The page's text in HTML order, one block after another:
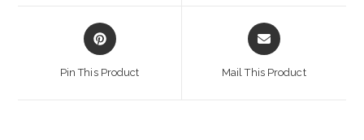
Opens
in
Pin This Product
Opens
in
Mail This Product